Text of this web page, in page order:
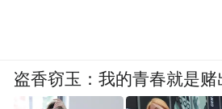
盗香窃玉：我的青春就是赌